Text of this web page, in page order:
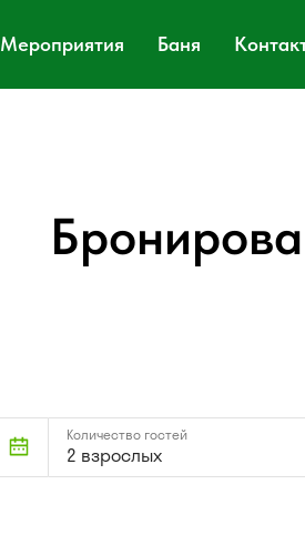
Мероприятия Баня